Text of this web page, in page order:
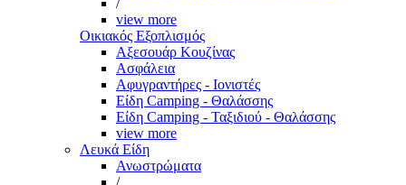
/
view more
Οικιακός Εξοπλισμός
Αξεσουάρ Κουζίνας
Ασφάλεια
Αφυγραντήρες - Ιονιστές
Είδη Camping - Θαλάσσης
Είδη Camping - Ταξιδιού - Θαλάσσης
view more
Λευκά Είδη
Ανωστρώματα
/